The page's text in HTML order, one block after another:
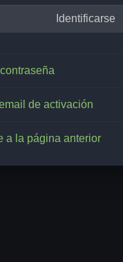
de activación
a la página anterior